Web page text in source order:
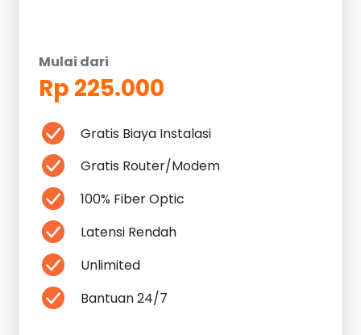
Mulai dari
Rp 225.000
Gratis Biaya Instalasi
Gratis Router/Modem
100% Fiber Optic
Latensi Rendah
Unlimited
Bantuan 24/7